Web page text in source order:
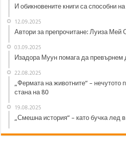
И обикновените книги са способни
12.09.2025
Автори за препрочитане: Луиза Мей
03.09.2025
Изадора Муун помага да превърнем
22.08.2025
„Фермата на животните“ –
стана на 80
19.08.2025
„Смешна история“ – като бучка лед